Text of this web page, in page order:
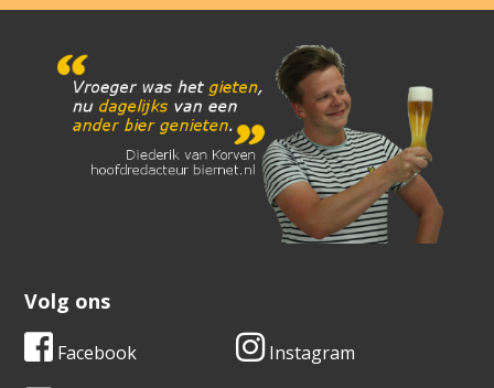
Volg ons
Facebook Instagram